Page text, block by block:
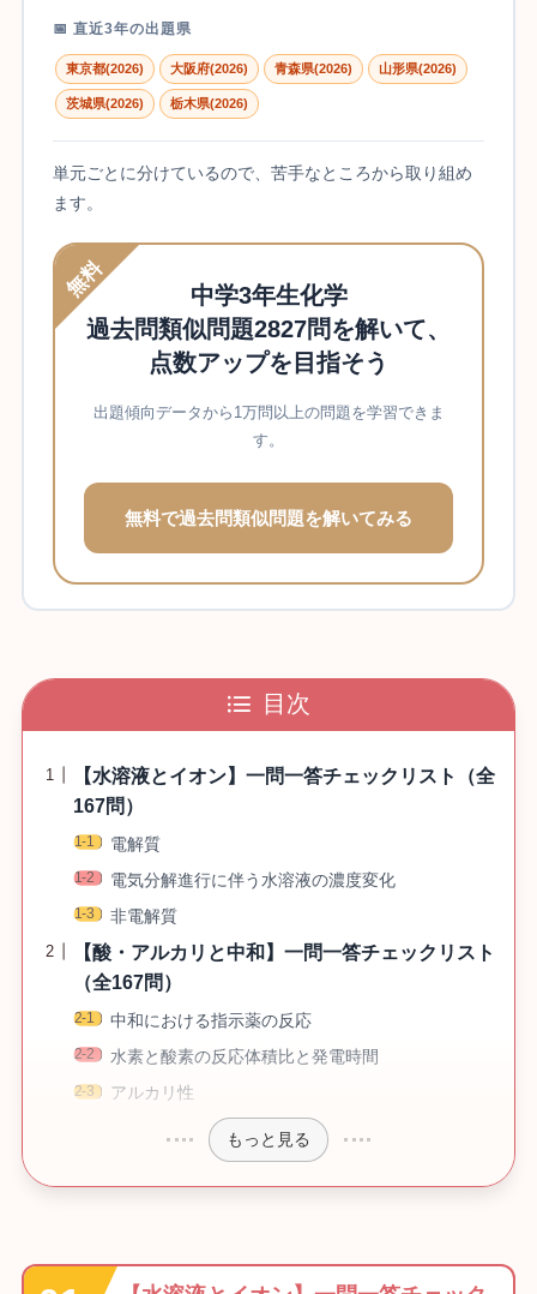
📅 直近3年の出題県
東京都(2026) 大阪府(2026) 青森県(2026) 山形県(2026)
茨城県(2026) 栃木県(2026)
単元ごとに分けているので、苦手なところから取り組め
ます。
無料
中学3年生化学
過去問類似問題2827問を解いて、
点数アップを目指そう
出題傾向データから1万問以上の問題を学習できま
す。
無料で過去問類似問題を解いてみる
目次
【水溶液とイオン】一問一答チェックリスト（全
167問）
電解質
電気分解進行に伴う水溶液の濃度変化
非電解質
【酸・アルカリと中和】一問一答チェックリスト
（全167問）
中和における指示薬の反応
水素と酸素の反応体積比と発電時間
アルカリ性
もっと見る